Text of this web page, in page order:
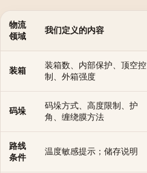
物流
领域
我们定义的内容
装箱
装箱数、内部保护、顶空控
制、外箱强度
码垛
码垛方式、高度限制、护
角、缠绕膜方法
路线
条件
温度敏感提示；储存说明